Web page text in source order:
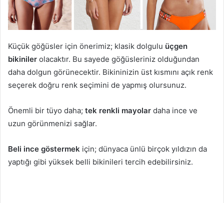
Küçük göğüsler için önerimiz; klasik dolgulu üçgen
bikiniler olacaktır. Bu sayede göğüsleriniz olduğundan
daha dolgun görünecektir. Bikininizin üst kısmını açık renk
seçerek doğru renk seçimini de yapmış olursunuz.
Önemli bir tüyo daha; tek renkli mayolar daha ince ve
uzun görünmenizi sağlar.
Beli ince göstermek için; dünyaca ünlü birçok yıldızın da
yaptığı gibi yüksek belli bikinileri tercih edebilirsiniz.